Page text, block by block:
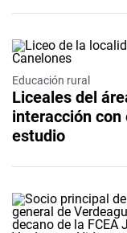
Educación rural
Liceales del
interacción con
estudio